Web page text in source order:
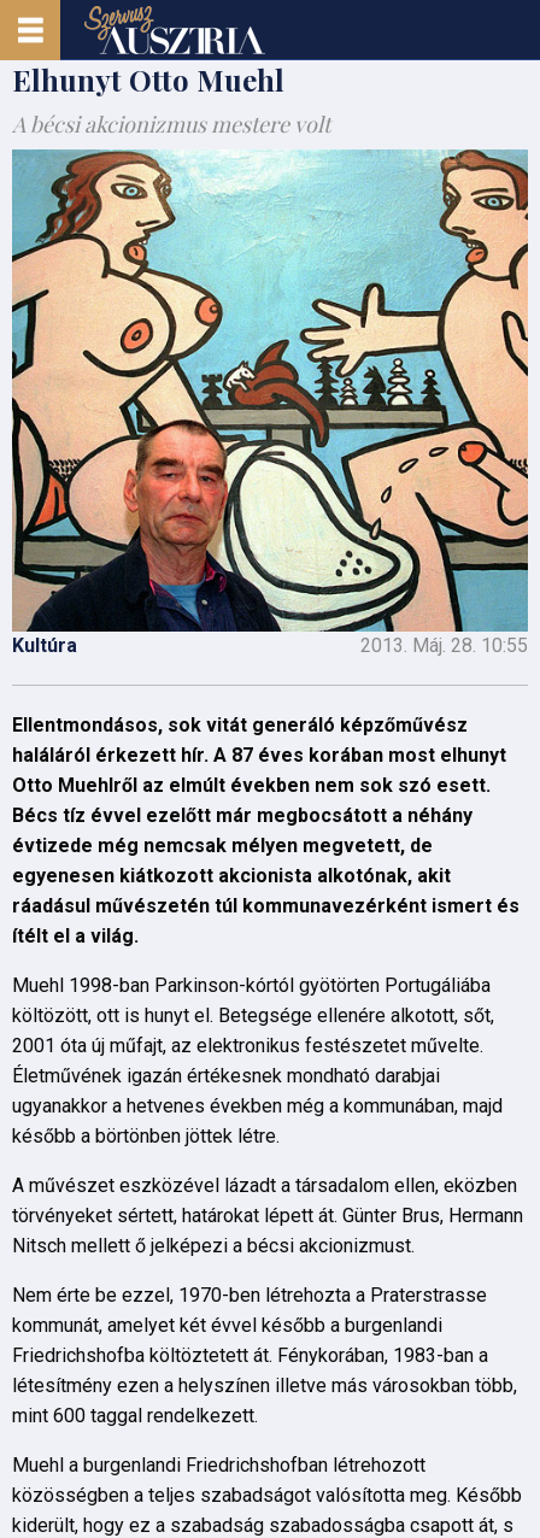
Elhunyt Otto Muehl
A bécsi akcionizmus mestere volt
Kultúra 2013. Máj. 28. 10:55
Ellentmondásos, sok vitát generáló képzőművész
haláláról érkezett hír. A 87 éves korában most elhunyt
Otto Muehlről az elmúlt években nem sok szó esett.
Bécs tíz évvel ezelőtt már megbocsátott a néhány
évtizede még nemcsak mélyen megvetett, de
egyenesen kiátkozott akcionista alkotónak, akit
ráadásul művészetén túl kommunavezérként ismert és
ítélt el a világ.
Muehl 1998-ban Parkinson-kórtól gyötörten Portugáliába
költözött, ott is hunyt el. Betegsége ellenére alkotott, sőt,
2001 óta új műfajt, az elektronikus festészetet művelte.
Életművének igazán értékesnek mondható darabjai
ugyanakkor a hetvenes években még a kommunában, majd
később a börtönben jöttek létre.
A művészet eszközével lázadt a társadalom ellen, eközben
törvényeket sértett, határokat lépett át. Günter Brus, Hermann
Nitsch mellett ő jelképezi a bécsi akcionizmust.
Nem érte be ezzel, 1970-ben létrehozta a Praterstrasse
kommunát, amelyet két évvel később a burgenlandi
Friedrichshofba költöztetett át. Fénykorában, 1983-ban a
létesítmény ezen a helyszínen illetve más városokban több,
mint 600 taggal rendelkezett.
Muehl a burgenlandi Friedrichshofban létrehozott
közösségben a teljes szabadságot valósította meg. Később
kiderült, hogy ez a szabadság szabadosságba csapott át, s